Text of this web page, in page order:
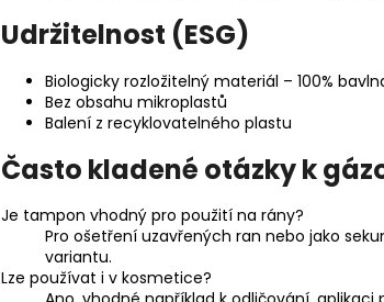
Udržitelnost (ESG)
Biologicky rozložitelný materiál – 100%
Bez obsahu mikroplastů
Balení z recyklovatelného plastu
Často kladené otázky k
Je tampon vhodný pro použití na rány?
Pro ošetření uzavřených ran nebo jako
variantu.
Lze používat i v kosmetice?